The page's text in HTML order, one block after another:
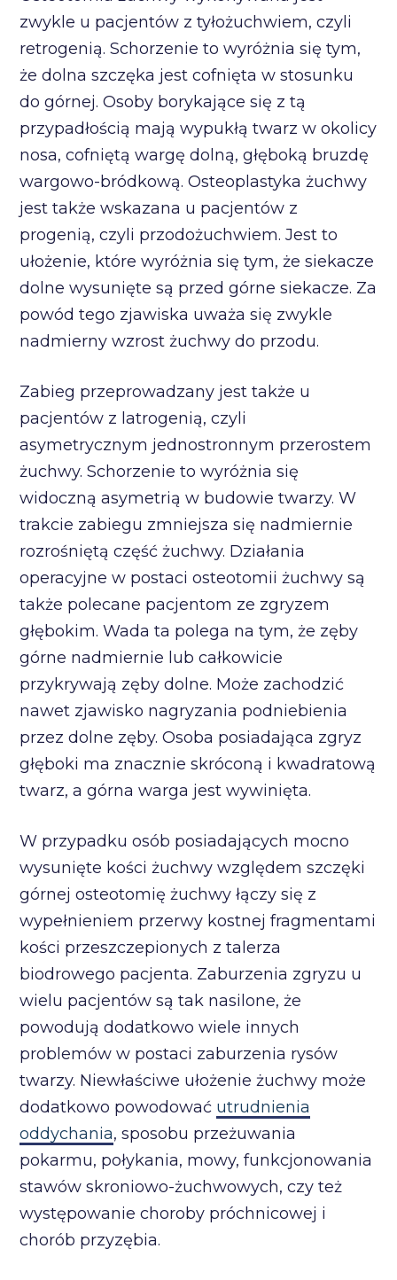
zwykle u pacjentów z tyłożuchwiem, czyli
retrogenią. Schorzenie to wyróżnia się tym,
że dolna szczęka jest cofnięta w stosunku
do górnej. Osoby borykające się z tą
przypadłością mają wypukłą twarz w okolicy
nosa, cofniętą wargę dolną, głęboką bruzdę
wargowo-bródkową. Osteoplastyka żuchwy
jest także wskazana u pacjentów z
progenią, czyli przodożuchwiem. Jest to
ułożenie, które wyróżnia się tym, że siekacze
dolne wysunięte są przed górne siekacze. Za
powód tego zjawiska uważa się zwykle
nadmierny wzrost żuchwy do przodu.
Zabieg przeprowadzany jest także u
pacjentów z latrogenią, czyli
asymetrycznym jednostronnym przerostem
żuchwy. Schorzenie to wyróżnia się
widoczną asymetrią w budowie twarzy. W
trakcie zabiegu zmniejsza się nadmiernie
rozrośniętą część żuchwy. Działania
operacyjne w postaci osteotomii żuchwy są
także polecane pacjentom ze zgryzem
głębokim. Wada ta polega na tym, że zęby
górne nadmiernie lub całkowicie
przykrywają zęby dolne. Może zachodzić
nawet zjawisko nagryzania podniebienia
przez dolne zęby. Osoba posiadająca zgryz
głęboki ma znacznie skróconą i kwadratową
twarz, a górna warga jest wywinięta.
W przypadku osób posiadających mocno
wysunięte kości żuchwy względem szczęki
górnej osteotomię żuchwy łączy się z
wypełnieniem przerwy kostnej fragmentami
kości przeszczepionych z talerza
biodrowego pacjenta. Zaburzenia zgryzu u
wielu pacjentów są tak nasilone, że
powodują dodatkowo wiele innych
problemów w postaci zaburzenia rysów
twarzy. Niewłaściwe ułożenie żuchwy może
dodatkowo powodować utrudnienia
oddychania, sposobu przeżuwania
pokarmu, połykania, mowy, funkcjonowania
stawów skroniowo-żuchwowych, czy też
występowanie choroby próchnicowej i
chorób przyzębia.